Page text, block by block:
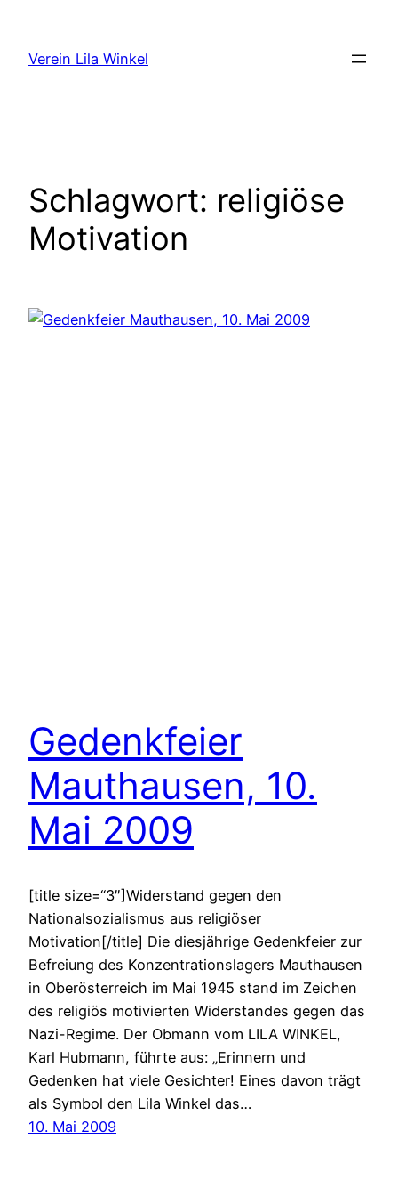
springen
Verein Lila Winkel
Schlagwort: religiöse
Motivation
Gedenkfeier
Mauthausen, 10.
Mai 2009
[title size=“3″]Widerstand gegen den
Nationalsozialismus aus religiöser
Motivation[/title] Die diesjährige Gedenkfeier zur
Befreiung des Konzentrationslagers Mauthausen
in Oberösterreich im Mai 1945 stand im Zeichen
des religiös motivierten Widerstandes gegen das
Nazi-Regime. Der Obmann vom LILA WINKEL,
Karl Hubmann, führte aus: „Erinnern und
Gedenken hat viele Gesichter! Eines davon trägt
als Symbol den Lila Winkel das…
10. Mai 2009